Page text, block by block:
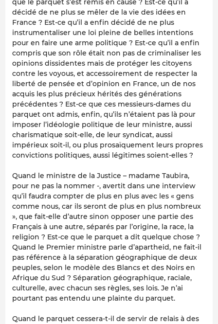
que le parquet s’est remis en cause ? Est-ce qu’il a
décidé de ne plus se mêler de la vie des idées en
France ? Est-ce qu’il a enfin décidé de ne plus
instrumentaliser une loi pleine de belles intentions
pour en faire une arme politique ? Est-ce qu’il a enfin
compris que son rôle était non pas de criminaliser les
opinions dissidentes mais de protéger les citoyens
contre les voyous, et accessoirement de respecter la
liberté de pensée et d’opinion en France, un de nos
acquis les plus précieux hérités des générations
précédentes ? Est-ce que ces messieurs-dames du
parquet ont admis, enfin, qu’ils n’étaient pas là pour
imposer l’idéologie politique de leur ministre, aussi
charismatique soit-elle, de leur syndicat, aussi
impérieux soit-il, ou plus prosaïquement leurs propres
convictions politiques, aussi légitimes soient-elles ?
Quand le ministre de la Justice – madame Taubira,
pour ne pas la nommer -, avertit dans une interview
qu’il faudra compter de plus en plus avec les « gens
comme nous, car ils seront de plus en plus nombreux
», que fait-elle d’autre sinon opposer une partie des
Français à une autre, séparés par l’origine, la race, la
religion ? Est-ce que le parquet a dit quelque chose ?
Quand le Premier ministre parle d’apartheid, ne fait-il
pas référence à la séparation géographique de deux
peuples, selon le modèle des Blancs et des Noirs en
Afrique du Sud ? Séparation géographique, raciale,
culturelle, avec chacun ses règles, ses lois. Je n’ai
pourtant pas entendu une plainte du parquet.
Quand le parquet cessera-t-il de servir de relais à des